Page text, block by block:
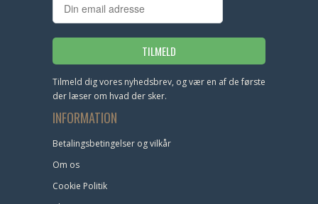
Tilmeld dig vores nyhedsbrev, og vær en af de første
der læser om hvad der sker.
INFORMATION
Betalingsbetingelser og vilkår
Om os
Cookie Politik